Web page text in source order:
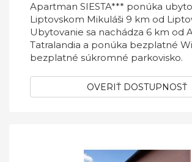
Apartman SIESTA*** ponúka
Liptovskom Mikuláši 9 km od
Ubytovanie sa nachádza 6 km od
Tatralandia a ponúka bezplatné
bezplatné súkromné parkovisko.
OVERIŤ DOSTUPNOSŤ